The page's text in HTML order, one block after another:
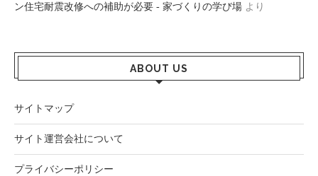
ン住宅耐震改修への補助が必要 - 家づくりの学び場 より
ABOUT US
サイトマップ
サイト運営会社について
プライバシーポリシー